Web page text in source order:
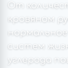
От
кровяном
систем
углерода